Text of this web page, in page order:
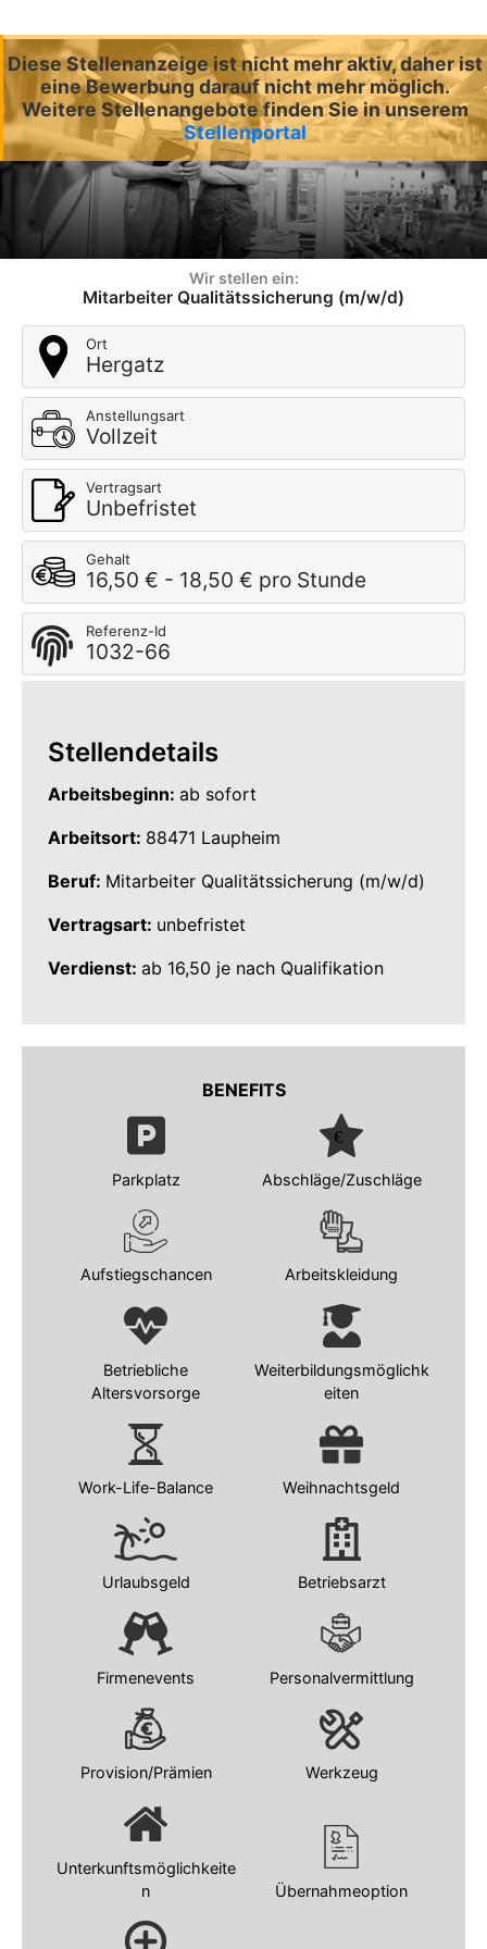
Diese Stellenanzeige ist nicht mehr aktiv, daher ist
eine Bewerbung darauf nicht mehr möglich.
Weitere Stellenangebote finden Sie in unserem
Stellenportal
Wir stellen ein:
Mitarbeiter Qualitätssicherung (m/w/d)
Ort
Hergatz
Anstellungsart
Vollzeit
Vertragsart
Unbefristet
Gehalt
16,50 € - 18,50 € pro Stunde
Referenz-Id
1032-66
Stellendetails
Arbeitsbeginn: ab sofort
Arbeitsort: 88471 Laupheim
Beruf: Mitarbeiter Qualitätssicherung (m/w/d)
Vertragsart: unbefristet
Verdienst: ab 16,50 je nach Qualifikation
BENEFITS
Parkplatz Abschläge/Zuschläge
Aufstiegschancen Arbeitskleidung
Betriebliche
Altersvorsorge
Weiterbildungsmöglichk
eiten
Work-Life-Balance Weihnachtsgeld
Urlaubsgeld Betriebsarzt
Firmenevents Personalvermittlung
Provision/Prämien Werkzeug
Unterkunftsmöglichkeite
n
Übernahmeoption